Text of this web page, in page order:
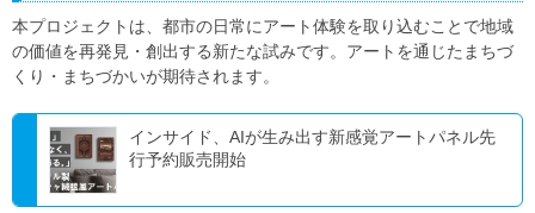
本プロジェクトは、都市の日常にアート体験を取り込むことで地域
の価値を再発見・創出する新たな試みです。アートを通じたまちづ
くり・まちづかいが期待されます。
インサイド、AIが生み出す新感覚アートパネル先
行予約販売開始